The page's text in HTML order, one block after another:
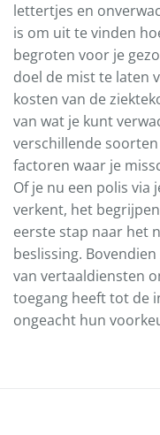
lettertjes en
is om uit te vinden
begroten voor je
doel de mist te laten
kosten van de
van wat je kunt
verschillende
factoren waar je
Of je nu een polis via
verkent, het
eerste stap naar het
beslissing.
van vertaaldiensten
toegang heeft tot de
ongeacht hun